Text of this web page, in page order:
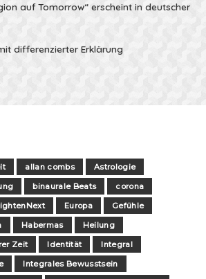
auf Tomorrow“ erscheint in deutscher
differenzierter Erklärung
allan combs
Astrologie
binaurale Beats
corona
Europa
Gefühle
Habermas
Heilung
Zeit
Identität
Integral
Integrales Bewusstsein